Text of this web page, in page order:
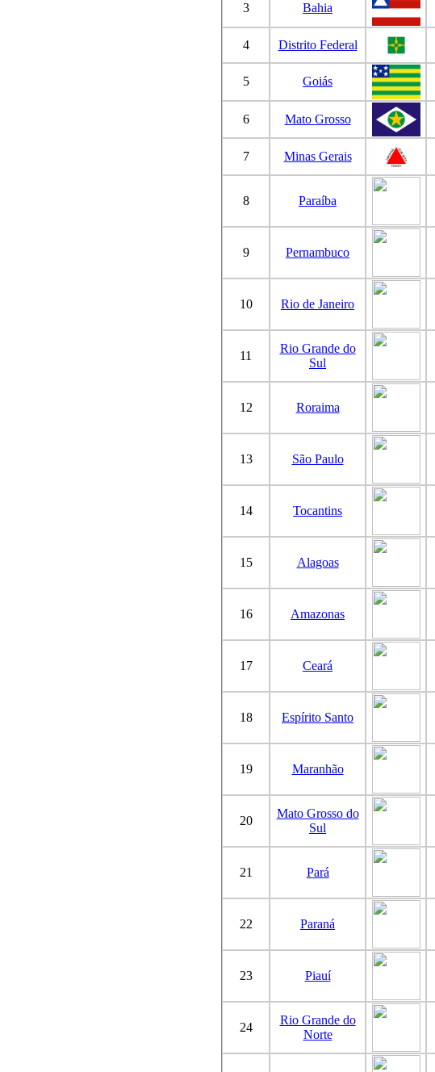
3 Bahia
4 Distrito Federal
5 Goiás
6 Mato Grosso
7 Minas Gerais
8 Paraíba
9 Pernambuco
10 Rio de Janeiro
11
Rio Grande do
Sul
12 Roraima
13 São Paulo
14 Tocantins
15 Alagoas
16 Amazonas
17 Ceará
18 Espírito Santo
19 Maranhão
20
Mato Grosso do
Sul
21 Pará
22 Paraná
23 Piauí
24
Rio Grande do
Norte